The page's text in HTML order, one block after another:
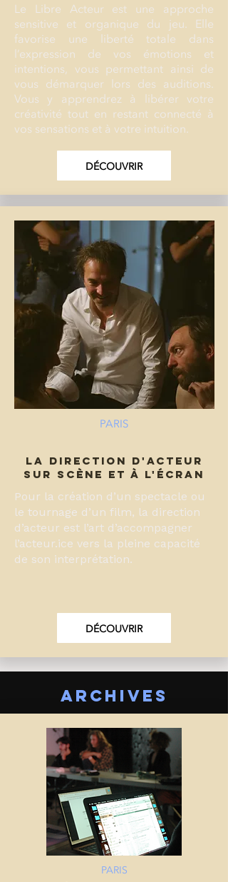
Le Libre Acteur est une approche
sensitive et organique du jeu. Elle
favorise une liberté totale dans
l’expression de vos émotions et
intentions, vous permettant ainsi de
vous démarquer lors des auditions.
Vous y apprendrez à libérer votre
créativité tout en restant connecté à
vos sensations et à votre intuition.
DÉCOUVRIR
PARIS
LA DIRECTION D'ACTEUR
SUR SCÈNE ET À L'ÉCRAN
Pour la création d’un spectacle ou
le tournage d’un film, la direction
d’acteur est l’art d’accompagner
l’acteur.ice vers la pleine capacité
de son interprétation.
DÉCOUVRIR
ARCHIVES
PARIS